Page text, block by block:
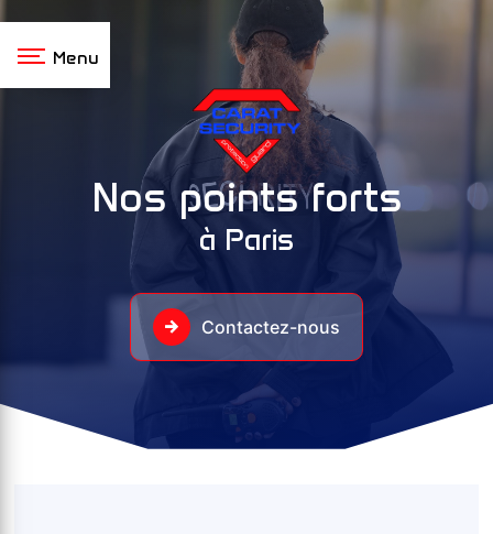
Menu
Nos points forts
à Paris
Contactez-nous
Panneau de gestion des cookies